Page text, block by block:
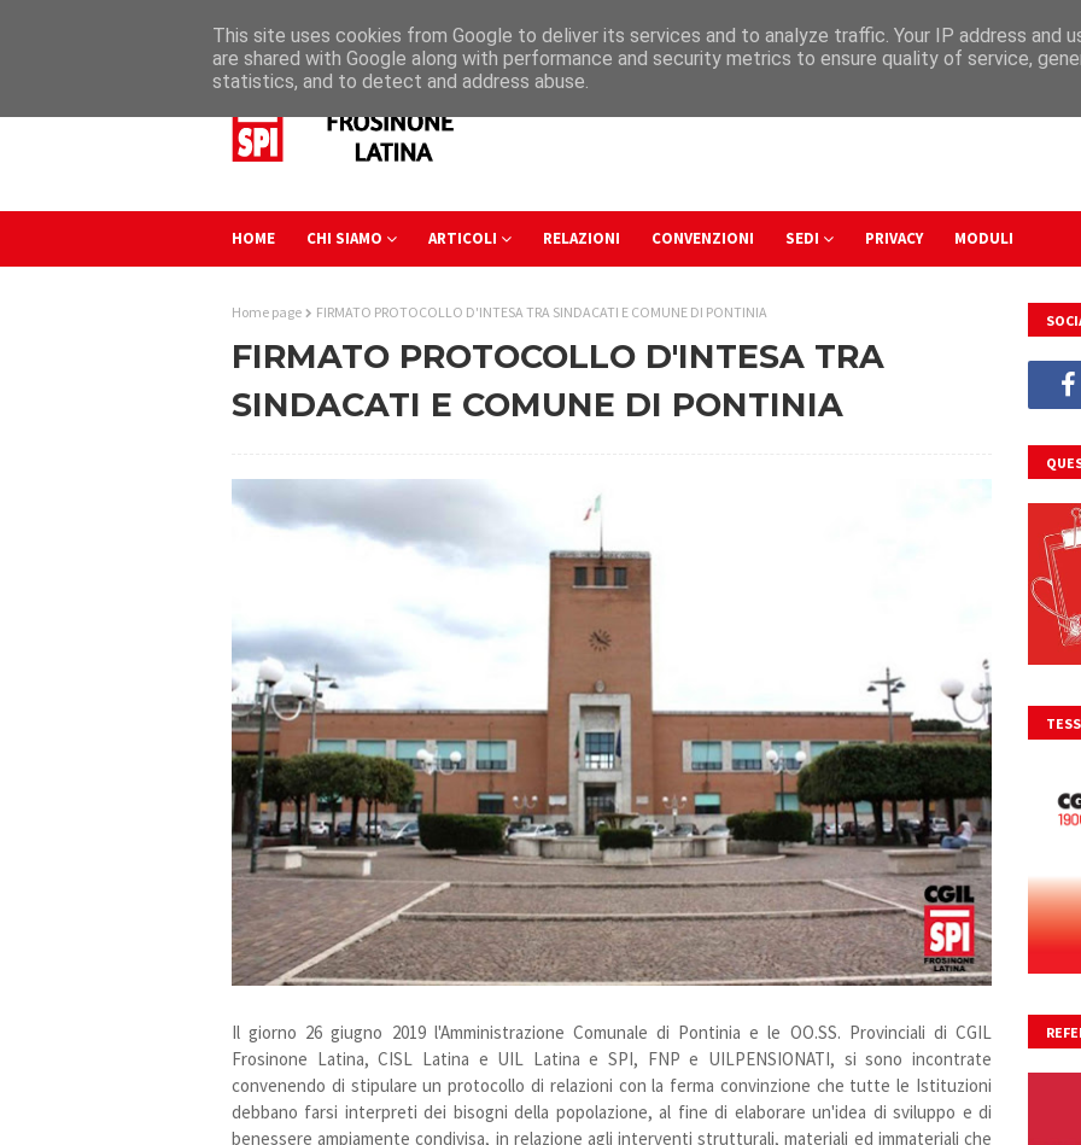
HOME CHI SIAMO ARTICOLI RELAZIONI CONVENZIONI SEDI PRIVACY MODULI
Home page FIRMATO PROTOCOLLO D'INTESA TRA SINDACATI E COMUNE DI PONTINIA
FIRMATO PROTOCOLLO D'INTESA TRA
SINDACATI E COMUNE DI PONTINIA
Il giorno 26 giugno 2019 l'Amministrazione Comunale di Pontinia e le OO.SS. Provinciali di CGIL
Frosinone Latina, CISL Latina e UIL Latina e SPI, FNP e UILPENSIONATI, si sono incontrate
convenendo di stipulare un protocollo di relazioni con la ferma convinzione che tutte le Istituzioni
debbano farsi interpreti dei bisogni della popolazione, al fine di elaborare un'idea di sviluppo e di
benessere ampiamente condivisa, in relazione agli interventi strutturali, materiali ed immateriali che
NO
This site uses cookies from Google to deliver its services and to analyze traffic. Your IP address and
are shared with Google along with performance and security metrics to ensure quality of service,
statistics, and to detect and address abuse.